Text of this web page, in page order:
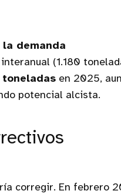
demanda
(1.180
toneladas en 2025,
potencial alcista.
corregir. En febrero